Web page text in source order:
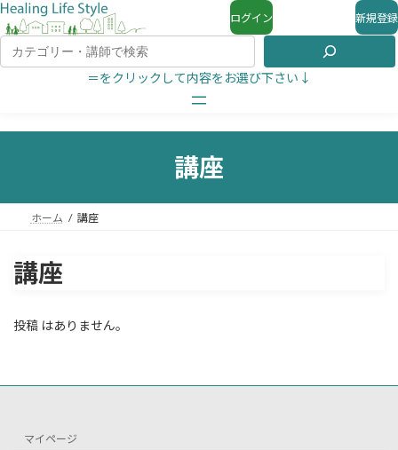
ログイン 新規登録
＝をクリックして内容をお選び下さい↓
講座
ホーム 講座
講座
投稿 はありません。
マイページ